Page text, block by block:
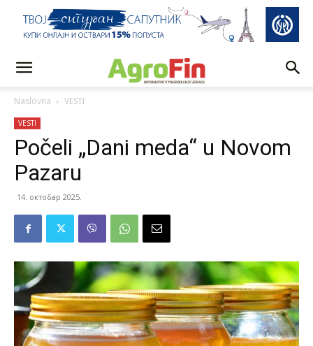
Naslovna VESTI
VESTI
Počeli „Dani meda“ u Novom
Pazaru
14. октобар 2025.